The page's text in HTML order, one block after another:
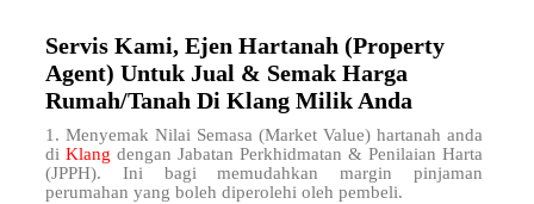
Servis Kami, Ejen Hartanah (Property
Agent) Untuk Jual & Semak Harga
Rumah/Tanah Di Klang Milik Anda
1. Menyemak Nilai Semasa (Market Value) hartanah anda
diKlangdengan Jabatan Perkhidmatan & Penilaian Harta
(JPPH). Ini bagi memudahkan margin pinjaman
perumahan yang boleh diperolehi oleh pembeli.